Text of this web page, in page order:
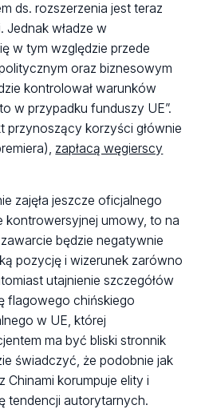
ds. rozszerzenia jest teraz
Jednak władze w
w tym względzie przede
oraz biznesowym
kontrolował warunków
w przypadku funduszy UE”.
przynoszący korzyści głównie
zapłacą węgierscy
zajęła jeszcze oficjalnego
kontrowersyjnej umowy, to na
będzie negatywnie
pozycję i wizerunek zarówno
utajnienie szczegółów
flagowego chińskiego
w UE, której
ma być bliski stronnik
świadczyć, że podobnie jak
Chinami korumpuje elity i
tendencji autorytarnych.